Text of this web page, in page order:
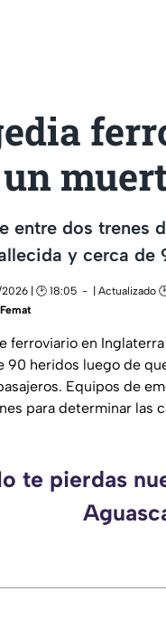
entre dos trenes
y cerca
| 🕑 18:05
| Actualizado
ferroviario en
90 heridos luego de
Equipos de
para determinar las
te pierdas